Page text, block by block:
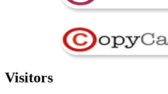
Visitors